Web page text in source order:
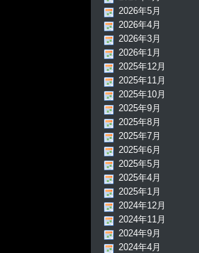
2026年5月
2026年4月
2026年3月
2026年1月
2025年12月
2025年11月
2025年10月
2025年9月
2025年8月
2025年7月
2025年6月
2025年5月
2025年4月
2025年1月
2024年12月
2024年11月
2024年9月
2024年4月